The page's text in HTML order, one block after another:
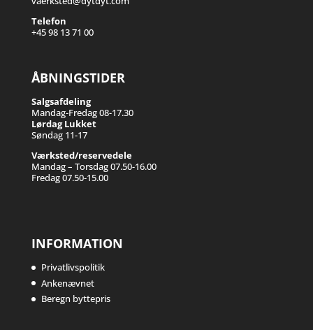
Telefon
+45 98 13 71 00
ÅBNINGSTIDER
Salgsafdeling
Mandag-Fredag 08-17.30
Lørdag Lukket
Søndag 11-17
Værksted/reservedele
Mandag – Torsdag 07.50-16.00
Fredag 07.50-15.00
INFORMATION
Privatlivspolitik
Ankenævnet
Beregn byttepris